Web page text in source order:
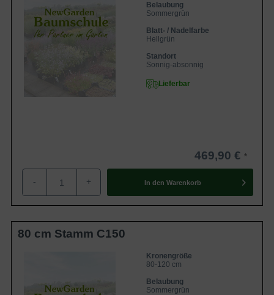
Belaubung
Sommergrün
Blatt- / Nadelfarbe
Hellgrün
Standort
Sonnig-absonnig
Lieferbar
469,90 €
- + In den Warenkorb
80 cm Stamm C150
Kronengröße
80-120 cm
Belaubung
Sommergrün